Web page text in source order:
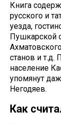
Книга
русского и
уезда,
Пушкарской
станов и т.д.
население
упомянут
Негодяев.
Как